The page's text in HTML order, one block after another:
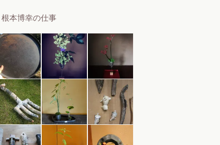
根本博幸の仕事